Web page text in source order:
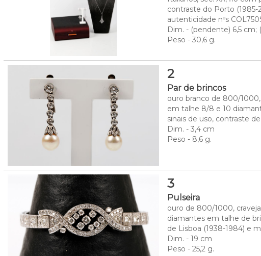
contraste do Porto
autenticidade nºs
Dim. - (pendente) 6,5 cm;
Peso - 30,6 g.
2
Par de brincos
ouro branco de 800/
em talhe 8/8 e 10
sinais de uso, contraste
Dim. - 3,4 cm
Peso - 8,6 g.
3
Pulseira
ouro de 800/1000,
diamantes em talhe de
de Lisboa (1938-1984) e
Dim. - 19 cm
Peso - 25,2 g.